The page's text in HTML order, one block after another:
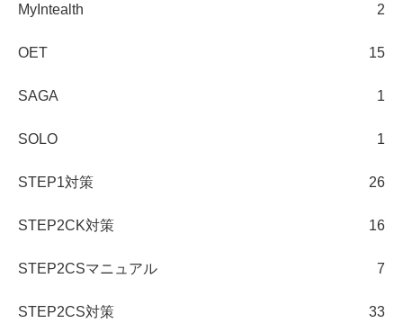
MyIntealth 2
OET 15
SAGA 1
SOLO 1
STEP1対策 26
STEP2CK対策 16
STEP2CSマニュアル 7
STEP2CS対策 33